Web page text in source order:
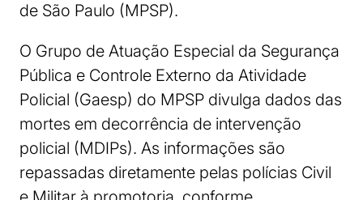
de São Paulo (MPSP).
O Grupo de Atuação Especial da Segurança
Pública e Controle Externo da Atividade
Policial (Gaesp) do MPSP divulga dados das
mortes em decorrência de intervenção
policial (MDIPs). As informações são
repassadas diretamente pelas polícias Civil